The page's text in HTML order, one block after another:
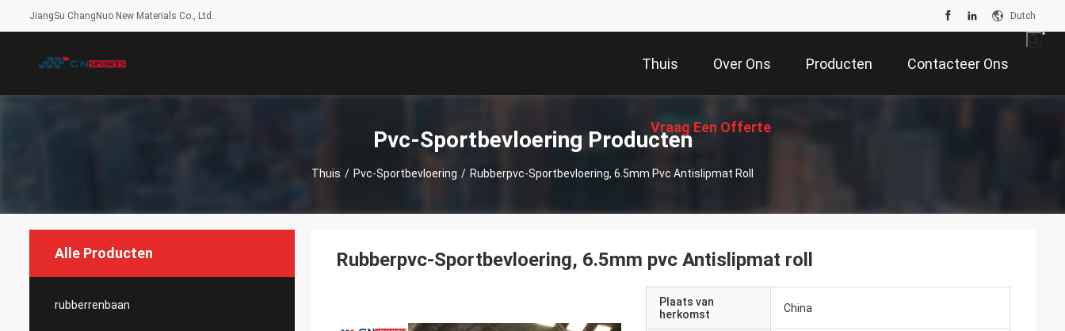
JiangSu ChangNuo New Materials Co., Ltd. Dutch
Thuis Over Ons Producten Contacteer Ons
Vraag Een Offerte
Pvc-Sportbevloering Producten
Thuis / Pvc-Sportbevloering / Rubberpvc-Sportbevloering, 6.5mm Pvc Antislipmat Roll
Alle Producten
rubberrenbaan
Rubberpvc-Sportbevloering, 6.5mm pvc Antislipmat roll
Plaats van
herkomst
China